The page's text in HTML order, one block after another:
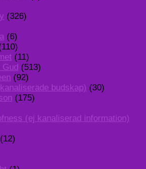
(326)
(6)
(11)
Gud (513)
(92)
budskap) (30)
(175)
(ej kanaliserad information)
(12)